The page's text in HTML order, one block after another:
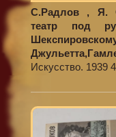
С.Радлов , Я. Олесич. Ленинградский гос.
театр под
Искусство. 1939